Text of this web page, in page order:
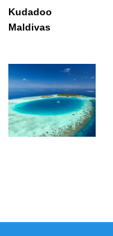
Kudadoo
Maldivas